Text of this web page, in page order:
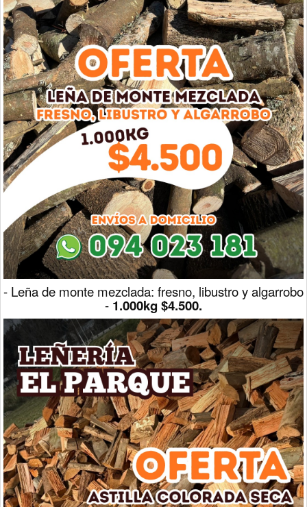
- Leña de monte mezclada: fresno, libustro y algarrobo
- 1.000kg $4.500.